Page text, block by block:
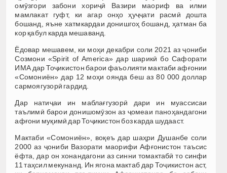
омӯзгори забони хориҷӣ Вазири маориф ва илми
мамлакат гуфт, ки агар онҳо ҳуҷҷати расмӣ дошта
бошанд, яъне хатмкардаи донишгоҳ бошанд, ҳатман ба
кор қабул карда мешаванд.
Ёдовар мешавем, ки моҳи декабри соли 2021 аз ҷониби
Созмони «Spirit of America» дар шарикӣ бо Сафорати
ИМА дар Тоҷикистон барои фаъолияти мактаби афғонии
«Сомониён» дар 12 моҳи оянда беш аз 80 000 доллар
сармоягузорӣ гардид.
Дар натиҷаи ин маблағгузорӣ дари ин муассисаи
таълимӣ барои донишомӯзон аз ҷомеаи паноҳандагони
афғони муқимӣ дар Тоҷикистон боз карда шудааст.
Мактаби «Сомониён», воқеъ дар шаҳри Душанбе соли
2000 аз ҷониби Вазорати маорифи Афғонистон таъсис
ёфта, дар он хонандагони аз синни томактабӣ то синфи
11 таҳсил мекунанд. Ин ягона мактаб дар Тоҷикистон аст,